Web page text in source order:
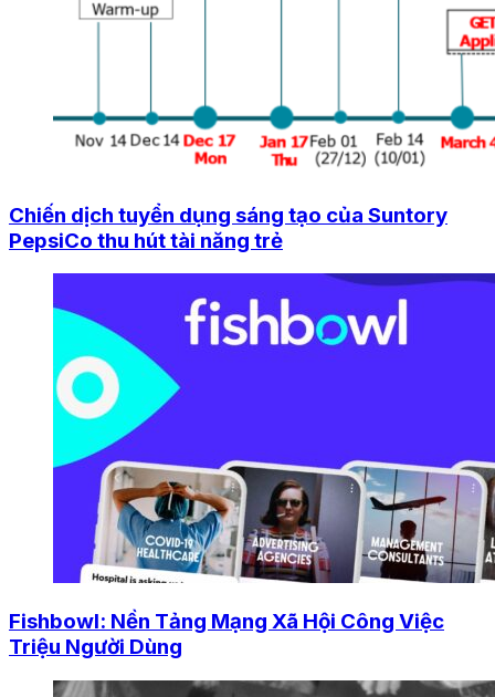
Chiến dịch tuyển dụng sáng tạo của Suntory
PepsiCo thu hút tài năng trẻ
Fishbowl: Nền Tảng Mạng Xã Hội Công Việc
Triệu Người Dùng